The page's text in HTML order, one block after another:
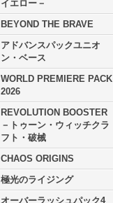
イエロー－
BEYOND THE BRAVE
アドバンスパックユニオ
ン・ベース
WORLD PREMIERE PACK
2026
REVOLUTION BOOSTER
－トゥーン・ウィッチクラ
フト・破械
CHAOS ORIGINS
極光のライジング
オーバーラッシュパック4